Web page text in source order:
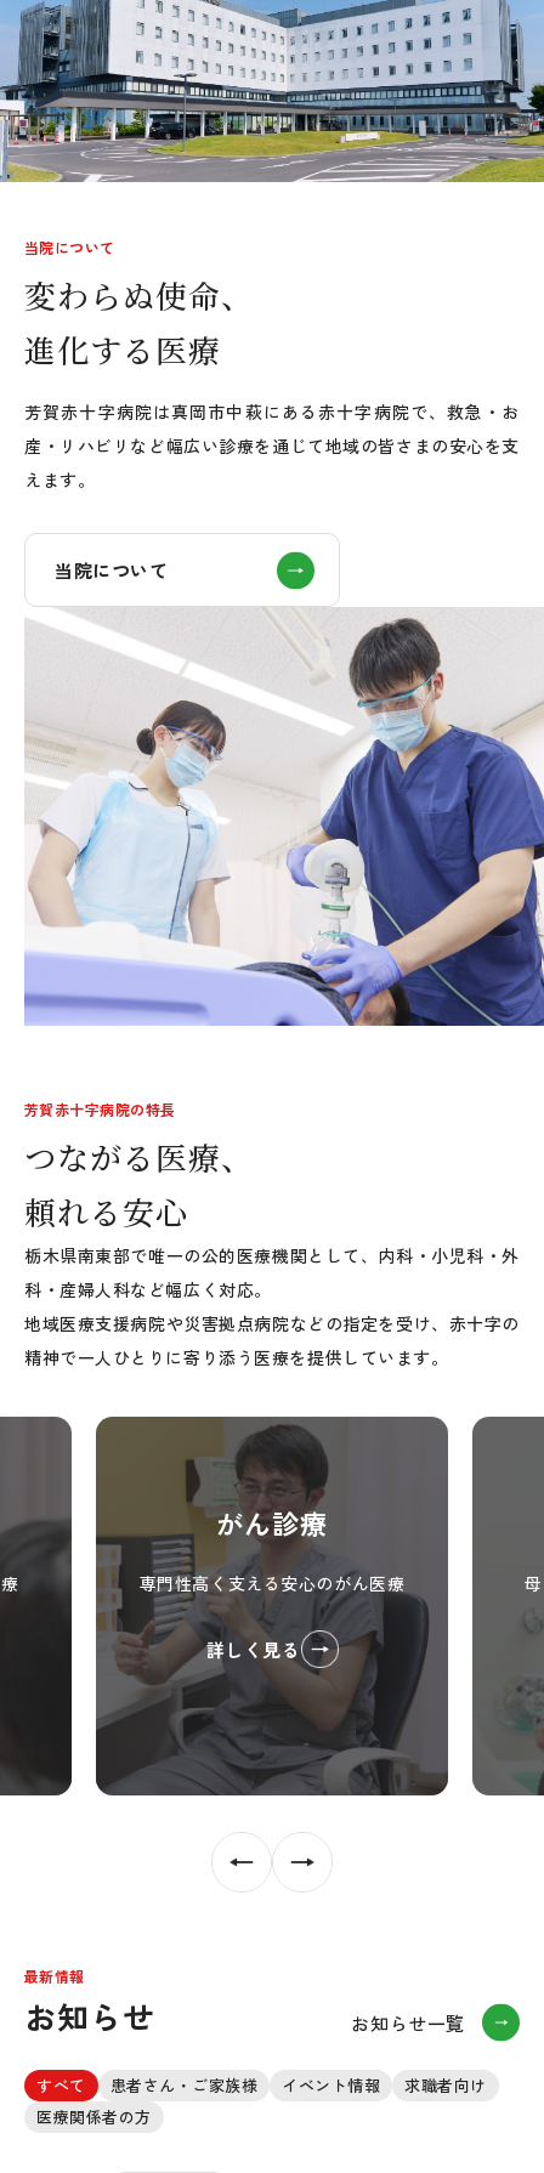
当院について
変わらぬ使命、
進化する医療
芳賀赤十字病院は真岡市中萩にある赤十字病院で、救急・お
産・リハビリなど幅広い診療を通じて地域の皆さまの安心を支
えます。
当院について
芳賀赤十字病院の特長
つながる医療、
頼れる安心
栃木県南東部で唯一の公的医療機関として、内科・小児科・外
科・産婦人科など幅広く対応。
地域医療支援病院や災害拠点病院などの指定を受け、赤十字の
精神で一人ひとりに寄り添う医療を提供しています。
がん診療
専門性高く支える安心のがん医療
詳しく見る
最新情報
お知らせ お知らせ一覧
すべて 患者さん・ご家族様 イベント情報
求職者向け
医療関係者の方